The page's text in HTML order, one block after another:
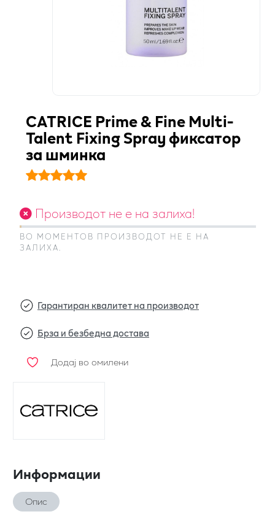
CATRICE Prime & Fine Multi-
Talent Fixing Spray фиксатор
за шминка
Производот не е на залиха!
ВО МОМЕНТОВ ПРОИЗВОДОТ НЕ Е НА
ЗАЛИХА.
Гарантиран квалитет на производот
Брза и безбедна достава
Додај во омилени
Информации
Опис